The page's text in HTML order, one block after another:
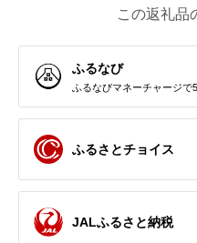
この返礼品
ふるなび
ふるなびマネーチャージで
ふるさとチョイス
JALふるさと納税